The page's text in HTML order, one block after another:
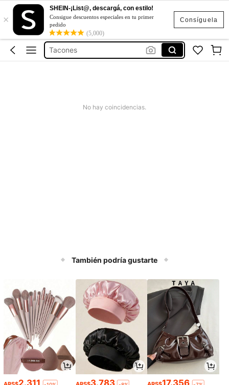
Consíguela
×
SHEIN-¡List@, descargá, con estilo!
Consigue descuentos especiales en tu primer
pedido
(5,000)
Sandalias Elegantes De Mujer
Sandalias
Tacones
Zapatos Para Mujer
No hay coincidencias.
También podría gustarte
2.311 3.783 17.356